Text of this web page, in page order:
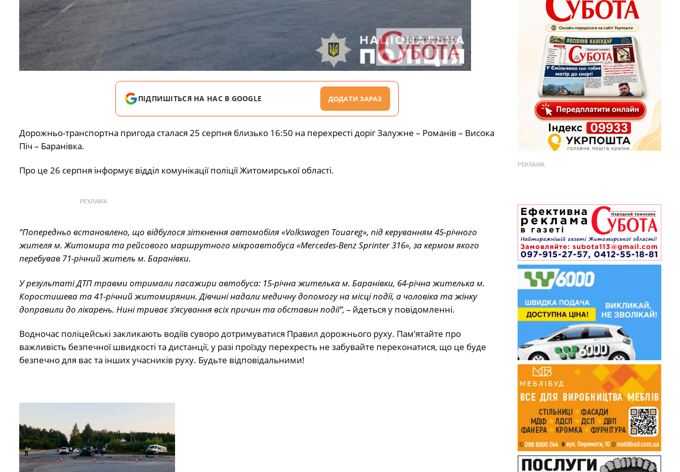
ПІДПИШІТЬСЯ НА НАС В GOOGLE ДОДАТИ ЗАРАЗ
Дорожньо-транспортна пригода сталася 25 серпня близько 16:50 на перехресті доріг Залужне – Романів – Висока
Піч – Баранівка.
Про це 26 серпня інформує відділ комунікації поліції Житомирської області.
РЕКЛАМА
“Попередньо встановлено, що відбулося зіткнення автомобіля «Volkswagen Touareg», під керуванням 45-річного
жителя м. Житомира та рейсового маршрутного мікроавтобуса «Mercedes-Benz Sprinter 316», за кермом якого
перебував 71-річний житель м. Баранівки.
У результаті ДТП травми отримали пасажири автобуса: 15-річна жителька м. Баранівки, 64-річна жителька м.
Коростишева та 41-річний житомирянин. Дівчині надали медичну допомогу на місці події, а чоловіка та жінку
доправили до лікарень. Нині триває з’ясування всіх причин та обставин події”, –йдеться у повідомленні.
Водночас поліцейські закликають водіїв суворо дотримуватися Правил дорожнього руху. Пам’ятайте про
важливість безпечної швидкості та дистанції, у разі проїзду перехресть не забувайте переконатися, що це буде
безпечно для вас та інших учасників руху. Будьте відповідальними!
РЕКЛАМА